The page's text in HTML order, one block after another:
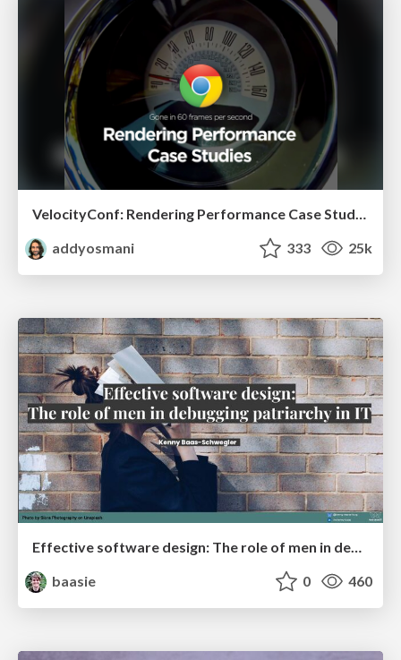
VelocityConf: Rendering Performance Case Studies
addyosmani
333 25k
Effective software design: The role of men in debugging patriarchy in IT @ Voxxed Days AMS
baasie
0 460